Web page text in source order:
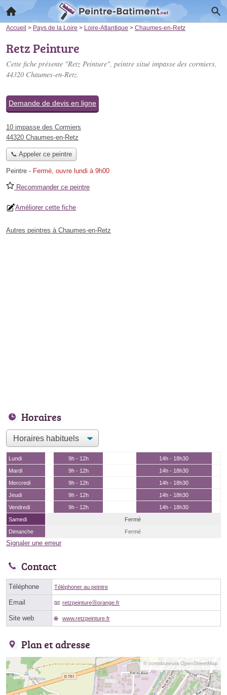
Accueil > Pays de la Loire > Loire-Atlantique > Chaumes-en-Retz
Retz Peinture
Cette fiche présente "Retz Peinture", peintre situé impasse des cormiers,
44320 Chaumes-en-Retz.
Demande de devis en ligne
10 impasse des Cormiers
44320 Chaumes-en-Retz
📞 Appeler ce peintre
Peintre - Fermé, ouvre lundi à 9h00
Recommander ce peintre
Améliorer cette fiche
Autres peintres à Chaumes-en-Retz
Horaires
Lundi 9h - 12h
14h - 18h30
Mardi
9h - 12h
14h - 18h30
Mercredi
9h - 12h
14h - 18h30
Jeudi
9h - 12h
14h - 18h30
Vendredi
9h - 12h
14h - 18h30
Samedi
Fermé
Dimanche
Fermé
Signaler une erreur
Contact
Téléphone Téléphoner au peintre
Email retzpeintureⓐorange.fr
Site web www.retzpeinture.fr
Plan et adresse
© contributeurs OpenStreetMap